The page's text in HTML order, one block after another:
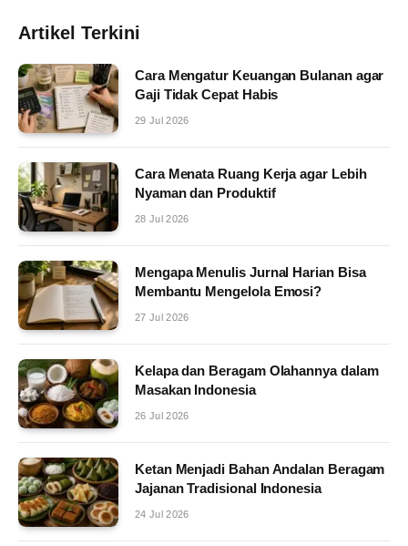
Artikel Terkini
Cara Mengatur Keuangan Bulanan agar
Gaji Tidak Cepat Habis
29 Jul 2026
Cara Menata Ruang Kerja agar Lebih
Nyaman dan Produktif
28 Jul 2026
Mengapa Menulis Jurnal Harian Bisa
Membantu Mengelola Emosi?
27 Jul 2026
Kelapa dan Beragam Olahannya dalam
Masakan Indonesia
26 Jul 2026
Ketan Menjadi Bahan Andalan Beragam
Jajanan Tradisional Indonesia
24 Jul 2026